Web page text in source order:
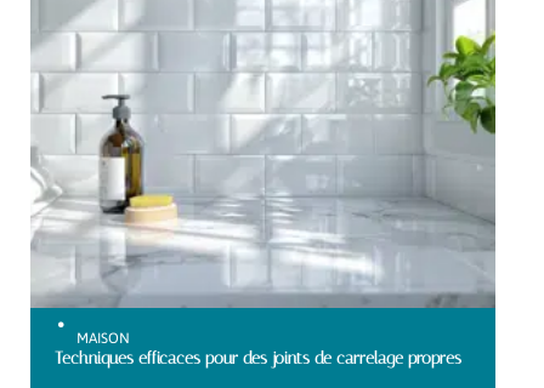
MAISON
Techniques efficaces pour des joints de carrelage propres